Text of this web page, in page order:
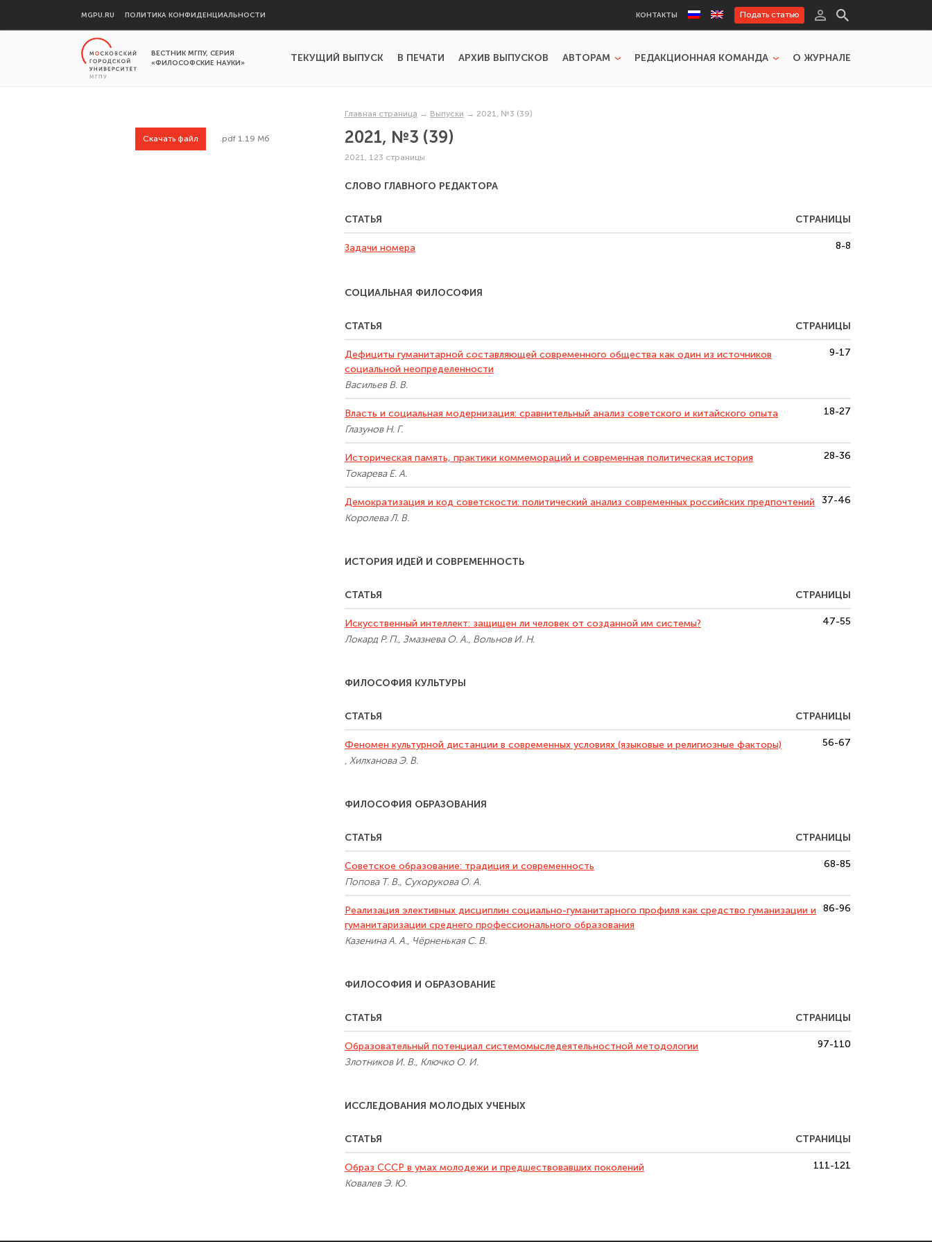
MGPU.RU ПОЛИТИКА КОНФИДЕНЦИАЛЬНОСТИ КОНТАКТЫ Подать статью
ВЕСТНИК МГПУ, СЕРИЯ
«ФИЛОСОФСКИЕ НАУКИ»
ТЕКУЩИЙ ВЫПУСК В ПЕЧАТИ АРХИВ ВЫПУСКОВ АВТОРАМ РЕДАКЦИОННАЯ КОМАНДА О ЖУРНАЛЕ
Скачать файл .pdf 1.19 Мб
Главная страница → Выпуски → 2021, №3 (39)
2021, №3 (39)
2021, 123 страницы
СЛОВО ГЛАВНОГО РЕДАКТОРА
СТАТЬЯ СТРАНИЦЫ
Задачи номера 8-8
СОЦИАЛЬНАЯ ФИЛОСОФИЯ
СТАТЬЯ СТРАНИЦЫ
Дефициты гуманитарной составляющей современного общества как один из источников
социальной неопределенности
Васильев В. В.
9-17
Власть и социальная модернизация: сравнительный анализ советского и китайского опыта
Глазунов Н. Г.
18-27
Историческая память, практики коммемораций и современная политическая история
Токарева Е. А.
28-36
Демократизация и код советскости: политический анализ современных российских предпочтений
Королева Л. В.
37-46
ИСТОРИЯ ИДЕЙ И СОВРЕМЕННОСТЬ
СТАТЬЯ СТРАНИЦЫ
Искусственный интеллект: защищен ли человек от созданной им системы?
Локард Р. П., Змазнева О. А., Вольнов И. Н.
47-55
ФИЛОСОФИЯ КУЛЬТУРЫ
СТАТЬЯ СТРАНИЦЫ
Феномен культурной дистанции в современных условиях (языковые и религиозные факторы)
, Хилханова Э. В.
56-67
ФИЛОСОФИЯ ОБРАЗОВАНИЯ
СТАТЬЯ СТРАНИЦЫ
Советское образование: традиция и современность
Попова Т. В., Сухорукова О. А.
68-85
Реализация элективных дисциплин социально-гуманитарного профиля как средство гуманизации и
гуманитаризации среднего профессионального образования
Казенина А. А., Чёрненькая С. В.
86-96
ФИЛОСОФИЯ И ОБРАЗОВАНИЕ
СТАТЬЯ СТРАНИЦЫ
Образовательный потенциал системомыследеятельностной методологии
Злотников И. В., Ключко О. И.
97-110
ИССЛЕДОВАНИЯ МОЛОДЫХ УЧЕНЫХ
СТАТЬЯ СТРАНИЦЫ
Образ СССР в умах молодежи и предшествовавших поколений
Ковалев Э. Ю.
111-121